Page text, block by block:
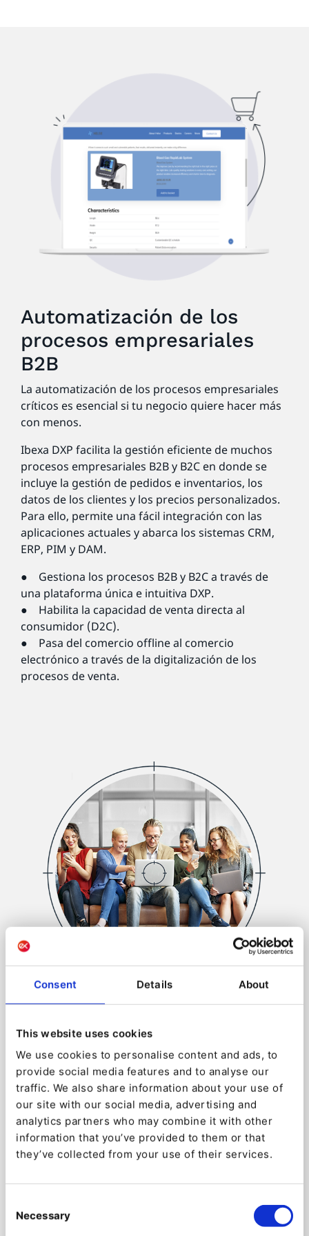
Consent Details About
This website uses cookies
We use cookies to personalise content and ads, to
provide social media features and to analyse our
traffic. We also share information about your use of
our site with our social media, advertising and
analytics partners who may combine it with other
information that you’ve provided to them or that
they’ve collected from your use of their services.
Selection
Necessary
Automatización de los
procesos empresariales
B2B
La automatización de los procesos empresariales
críticos es esencial si tu negocio quiere hacer más
con menos.
Ibexa DXP facilita la gestión eficiente de muchos
procesos empresariales B2B y B2C en donde se
incluye la gestión de pedidos e inventarios, los
datos de los clientes y los precios personalizados.
Para ello, permite una fácil integración con las
aplicaciones actuales y abarca los sistemas CRM,
ERP, PIM y DAM.
● Gestiona los procesos B2B y B2C a través de
una plataforma única e intuitiva DXP.
● Habilita la capacidad de venta directa al
consumidor (D2C).
● Pasa del comercio offline al comercio
electrónico a través de la digitalización de los
procesos de venta.
Las experiencias
personalizadas
demuestran que te
preocupas por tus clientes
Cada uno de tus clientes es único. Demuéstrales
que lo sabes con una experiencia de comercio
electrónico personalizada.
Diseñada para ofrecer contenidos personalizados
en cada etapa del ciclo de compra, nuestra
comercialización de los productos para que tus